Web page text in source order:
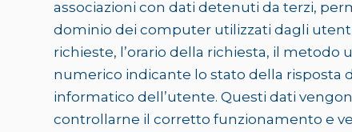
associazioni con dati detenuti da terzi,
dominio dei computer utilizzati dagli
richieste, l’orario della richiesta, il
numerico indicante lo stato della risposta
informatico dell’utente. Questi dati
controllarne il corretto funzionamento e